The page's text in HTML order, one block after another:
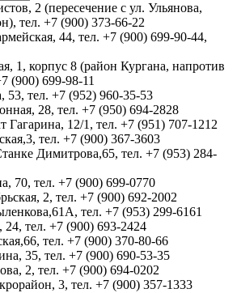
2 (пересечение с ул. Ульянова,
тел. +7 (900) 373-66-22
44, тел. +7 (900) 699-90-44,
1, корпус 8 (район Кургана, напротив
(900) 699-98-11
53, тел. +7 (952) 960-35-53
28, тел. +7 (950) 694-2828
Гагарина, 12/1, тел. +7 (951) 707-1212
тел. +7 (900) 367-3603
Димитрова,65, тел. +7 (953) 284-
70, тел. +7 (900) 699-0770
2, тел. +7 (900) 692-2002
тел. +7 (953) 299-6161
24, тел. +7 (900) 693-2424
тел. +7 (900) 370-80-66
35, тел. +7 (900) 690-53-35
2, тел. +7 (900) 694-0202
3, тел. +7 (900) 357-1333